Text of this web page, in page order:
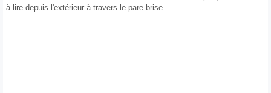
à lire depuis l'extérieur à travers le pare-brise.